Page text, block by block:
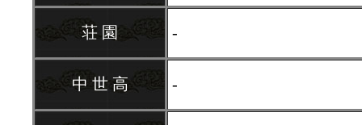
荘 園 -
中 世 高 -